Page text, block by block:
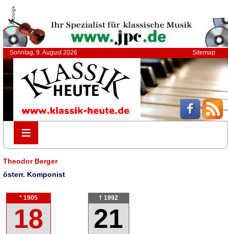
Anzeige
Sonntag, 9. August 2026 Sitemap
≡
≡
Theodor Berger
österr. Komponist
* 1905
18
† 1992
21